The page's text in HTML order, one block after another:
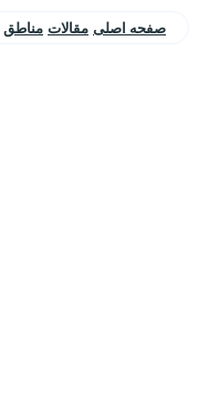
صفحه اصلی مقالات مناطق